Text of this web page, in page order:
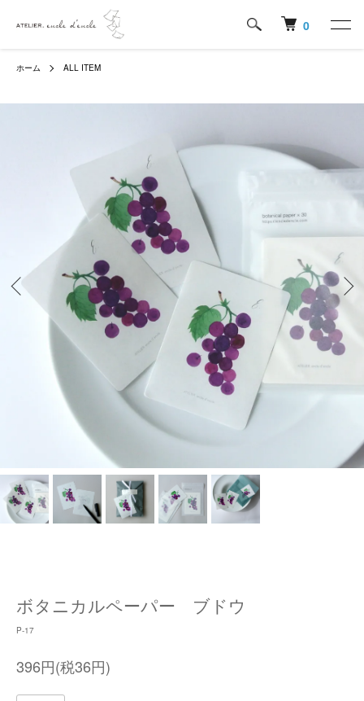
0
ホーム ALL ITEM
ボタニカルペーパー ブドウ
P-17
396円(税36円)